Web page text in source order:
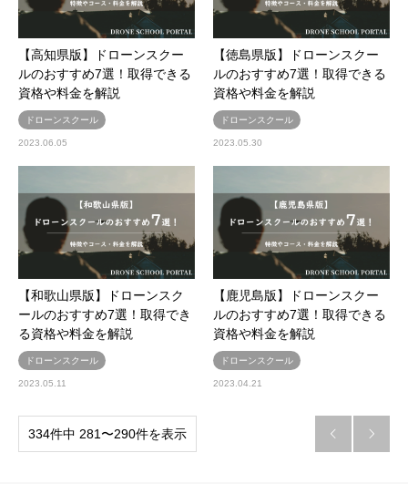
【高知県版】ドローンスクー
ルのおすすめ7選！取得できる
資格や料金を解説
ドローンスクール
2023.06.05
【徳島県版】ドローンスクー
ルのおすすめ7選！取得できる
資格や料金を解説
ドローンスクール
2023.05.30
【和歌山県版】ドローンスク
ールのおすすめ7選！取得でき
る資格や料金を解説
ドローンスクール
2023.05.11
【鹿児島版】ドローンスクー
ルのおすすめ7選！取得できる
資格や料金を解説
ドローンスクール
2023.04.21
334件中 281〜290件を表示  